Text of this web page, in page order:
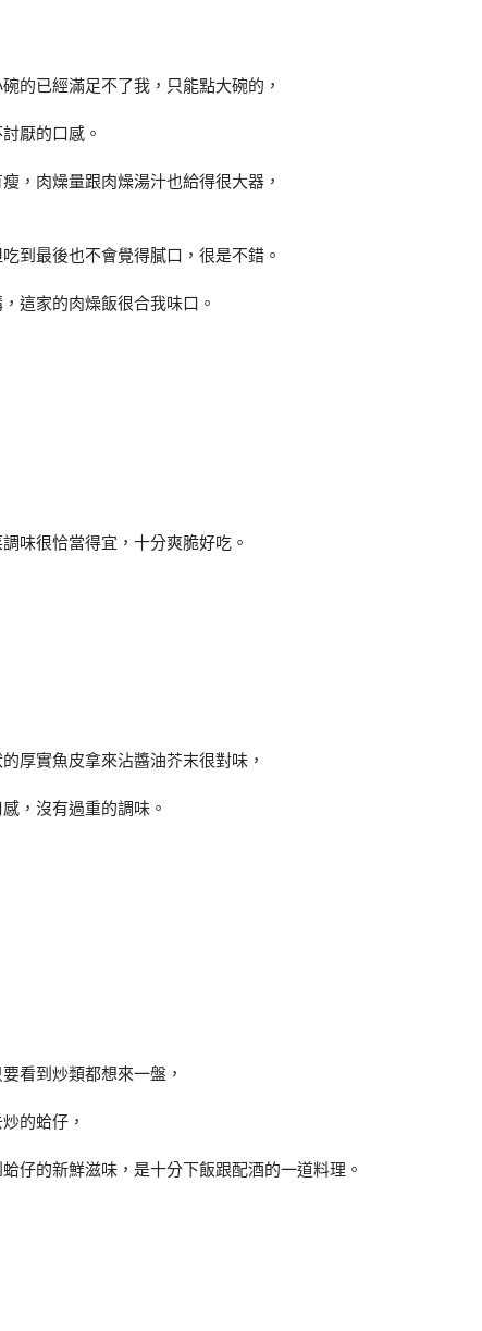
的已經滿足不了我，只能點大碗的，
厭的口感。
，肉燥量跟肉燥湯汁也給得很大器，
到最後也不會覺得膩口，很是不錯。
這家的肉燥飯很合我味口。
味很恰當得宜，十分爽脆好吃。
厚實魚皮拿來沾醬油芥末很對味，
，沒有過重的調味。
看到炒類都想來一盤，
的蛤仔，
仔的新鮮滋味，是十分下飯跟配酒的一道料理。